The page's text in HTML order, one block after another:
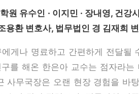
원 유수인 · 이지민 · 장내영, 건
용환 변호사, 법무법인 경 김재희
게나 명료하고 간편하게 전달
를 해온 한은아 교수는 점자라
사무국장은 오랜 현장 경험을 바